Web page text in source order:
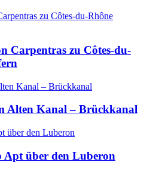
Carpentras zu Côtes-du-
Alten Kanal – Brückkanal
über den Luberon